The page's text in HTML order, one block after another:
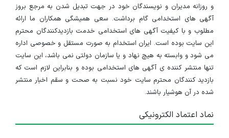
و روزانه مدیران و نویسندگان خود در جهت تبدیل شدن به مرجع بروز
آگهی های استخدامی گام برداشت. سعی همیشگی همکاران ما ارائه
مطلوب و با کیفیت آگهی های استخدامی خدمت بازدیدکنندگان محترم
این سایت بوده است. ایران استخدام به صورت مستقل و خصوصی اداره
می شود و وابسته به هیچ نهاد و یا سازمان دولتی نمی باشد، این سایت
تنها منتشر کننده ی آگهی های استخدامی بوده و بنابراین لازم است که
بازدید کنندگان محترم سایت خود نسبت به صحت و سقم اخبار منتشر
شده در آن هوشیار باشند.
نماد اعتماد الکترونیکی